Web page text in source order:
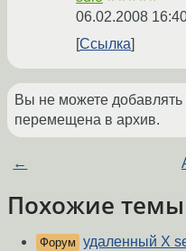
06.02.2008
Ссылка
Вы не можете добавлять
перемещена в архив.
←
Похожие темы
Форум удаленный X